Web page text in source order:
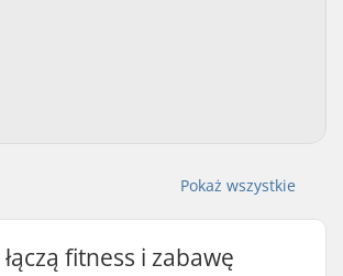
Pokaż wszystkie
fitness i zabawę